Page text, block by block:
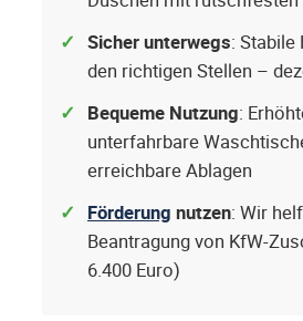
Sicher unterwegs:
den richtigen Stellen –
Bequeme Nutzung:
unterfahrbare
erreichbare Ablagen
Förderung nutzen: Wir
Beantragung von KfW-
6.400 Euro)